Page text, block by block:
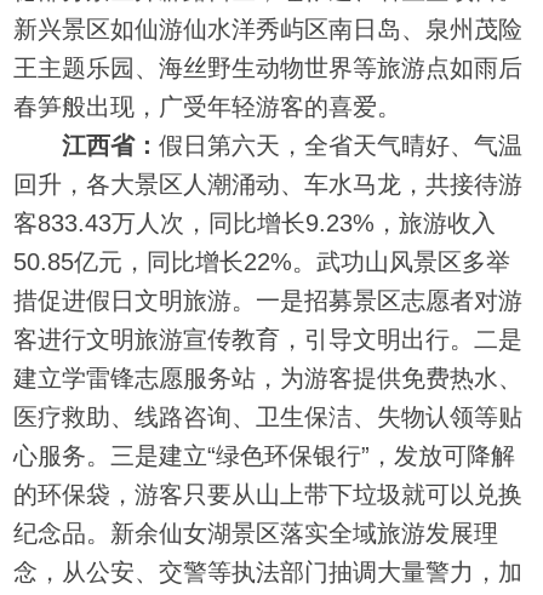
新兴景区如仙游仙水洋秀屿区南日岛、泉州茂险
王主题乐园、海丝野生动物世界等旅游点如雨后
春笋般出现，广受年轻游客的喜爱。
江西省：假日第六天，全省天气晴好、气温
回升，各大景区人潮涌动、车水马龙，共接待游
客833.43万人次，同比增长9.23%，旅游收入
50.85亿元，同比增长22%。武功山风景区多举
措促进假日文明旅游。一是招募景区志愿者对游
客进行文明旅游宣传教育，引导文明出行。二是
建立学雷锋志愿服务站，为游客提供免费热水、
医疗救助、线路咨询、卫生保洁、失物认领等贴
心服务。三是建立“绿色环保银行”，发放可降解
的环保袋，游客只要从山上带下垃圾就可以兑换
纪念品。新余仙女湖景区落实全域旅游发展理
念，从公安、交警等执法部门抽调大量警力，加